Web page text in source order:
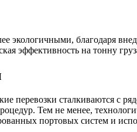
экологичными, благодаря
эффективность на тонну
перевозки сталкиваются с
Тем не менее,
портовых систем и